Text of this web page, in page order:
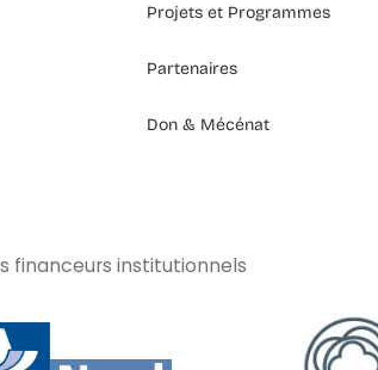
Projets et Programmes
Partenaires
Don & Mécénat
financeurs institutionnels